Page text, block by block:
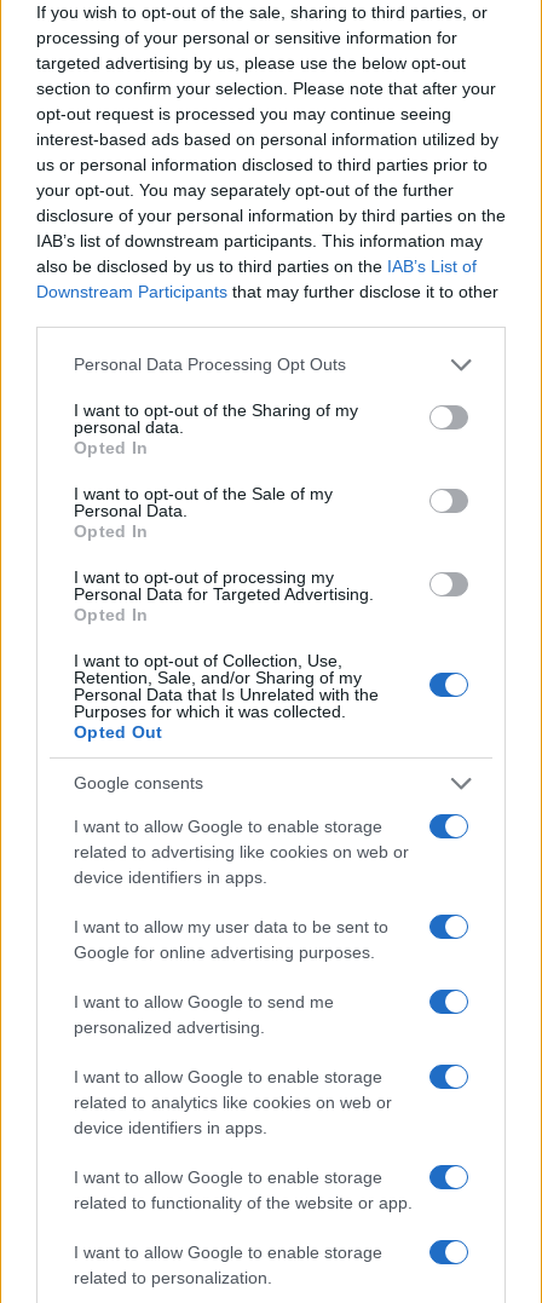
If you wish to opt-out of the sale, sharing to third parties, or
processing of your personal or sensitive information for
targeted advertising by us, please use the below opt-out
section to confirm your selection. Please note that after your
opt-out request is processed you may continue seeing
interest-based ads based on personal information utilized by
us or personal information disclosed to third parties prior to
your opt-out. You may separately opt-out of the further
disclosure of your personal information by third parties on the
IAB’s list of downstream participants. This information may
also be disclosed by us to third parties on the IAB’s List of
Downstream Participants that may further disclose it to other
Please note that this website/app uses one or more Google
not limited to your visit or usage behaviour. You may click to
grant or deny consent to Google and its third-party tags to
use your data for below specified purposes in below Google
consent section.
Personal Data Processing Opt Outs
I want to opt-out of the Sharing of my
personal data.
Opted In
I want to opt-out of the Sale of my
Personal Data.
Opted In
I want to opt-out of processing my
Personal Data for Targeted Advertising.
Opted In
I want to opt-out of Collection, Use,
Retention, Sale, and/or Sharing of my
Personal Data that Is Unrelated with the
Purposes for which it was collected.
Opted Out
Google consents
I want to allow Google to enable storage
related to advertising like cookies on web or
device identifiers in apps.
I want to allow my user data to be sent to
Google for online advertising purposes.
I want to allow Google to send me
personalized advertising.
I want to allow Google to enable storage
related to analytics like cookies on web or
device identifiers in apps.
I want to allow Google to enable storage
related to functionality of the website or app.
I want to allow Google to enable storage
related to personalization.
Continua a leggere
FUORI PORTA
Odissea e Spider-Man: i film che hanno rivoluzionato
l’estate al cinema
Alessandro Tassinari · 5 Ago 2026
FUORI PORTA
Dalla gloria di Coppi al declino attuale: l’allarme per il
ciclismo italiano
FUORI PORTA